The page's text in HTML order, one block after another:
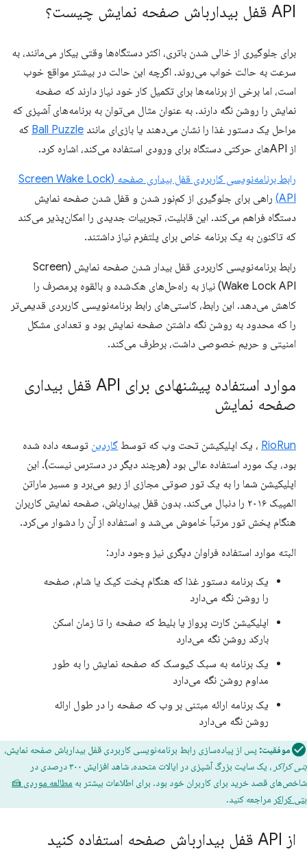
API قفل بیدارباش صفحه نمایش چیست؟
برای جلوگیری از خالی شدن باتری، اکثر دستگاه‌ها وقتی بیکار می‌مانند، به
سرعت به حالت خواب می‌روند. اگرچه این حالت در بیشتر مواقع خوب
است، اما برخی از برنامه‌ها برای تکمیل کار خود نیاز دارند که صفحه
نمایش را روشن نگه دارند. به عنوان مثال می‌توان به برنامه‌های آشپزی که
مراحل یک دستور غذا را نشان می‌دهند یا بازی‌ای مانند Ball Puzzle که
از APIهای حرکتی دستگاه برای ورودی استفاده می‌کند، اشاره کرد.
رابط برنامه‌نویسی کاربردی قفل بیداری صفحه (Screen Wake Lock
API) راهی برای جلوگیری از کم‌نور شدن و قفل شدن صفحه نمایش
دستگاه فراهم می‌کند. این قابلیت، تجربیات جدیدی را امکان‌پذیر می‌کند
که تاکنون به یک برنامه خاص برای پلتفرم نیاز داشتند.
رابط برنامه‌نویسی کاربردی قفل بیدار شدن صفحه نمایش (Screen
Wake Lock API) نیاز به راه‌حل‌های هک‌شده و بالقوه پرمصرف را
کاهش می‌دهد. این رابط، کاستی‌های رابط برنامه‌نویسی کاربردی قدیمی‌تر
را که محدود به روشن نگه داشتن صفحه نمایش بود و تعدادی مشکل
امنیتی و حریم خصوصی داشت، برطرف می‌کند.
موارد استفاده پیشنهادی برای API قفل بیداری
صفحه نمایش
RioRun ، یک اپلیکیشن تحت وب که توسط گاردین توسعه داده شده
بود، یک مورد استفاده عالی بود (هرچند دیگر در دسترس نیست). این
اپلیکیشن شما را به یک تور صوتی مجازی از ریو می‌برد و مسیر ماراتن
المپیک ۲۰۱۶ را دنبال می‌کند. بدون قفل بیدارباش، صفحه نمایش کاربران
هنگام پخش تور مرتباً خاموش می‌شد و استفاده از آن را دشوار می‌کرد.
البته موارد استفاده فراوان دیگری نیز وجود دارد:
یک برنامه دستور غذا که هنگام پخت کیک یا شام، صفحه
را روشن نگه می‌دارد
اپلیکیشن کارت پرواز یا بلیط که صفحه را تا زمان اسکن
بارکد روشن نگه می‌دارد
یک برنامه به سبک کیوسک که صفحه نمایش را به طور
مداوم روشن نگه می‌دارد
یک برنامه ارائه مبتنی بر وب که صفحه را در طول ارائه
روشن نگه می‌دارد
موفقیت: پس از پیاده‌سازی رابط برنامه‌نویسی کاربردی قفل بیدارباش صفحه نمایش،
بتی کراکر
، یک سایت بزرگ آشپزی در ایالات متحده، شاهد افزایش ۳۰۰ درصدی در
شاخص‌های قصد خرید برای کاربران خود بود. برای اطلاعات بیشتر به مطالعه موردی 🍰
بتی کراکر مراجعه کنید.
از API قفل بیدارباش صفحه استفاده کنید